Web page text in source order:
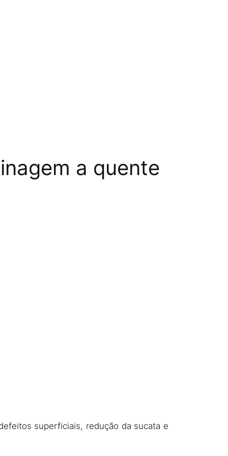
a quente
superficiais, redução da sucata e